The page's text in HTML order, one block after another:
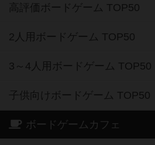
高評価ボードゲーム TOP50
2人用ボードゲーム TOP50
3～4人用ボードゲーム TOP50
子供向けボードゲーム TOP50
ボードゲームカフェ